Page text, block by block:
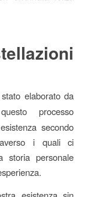
elaborato da
processo
secondo
i quali ci
storia personale